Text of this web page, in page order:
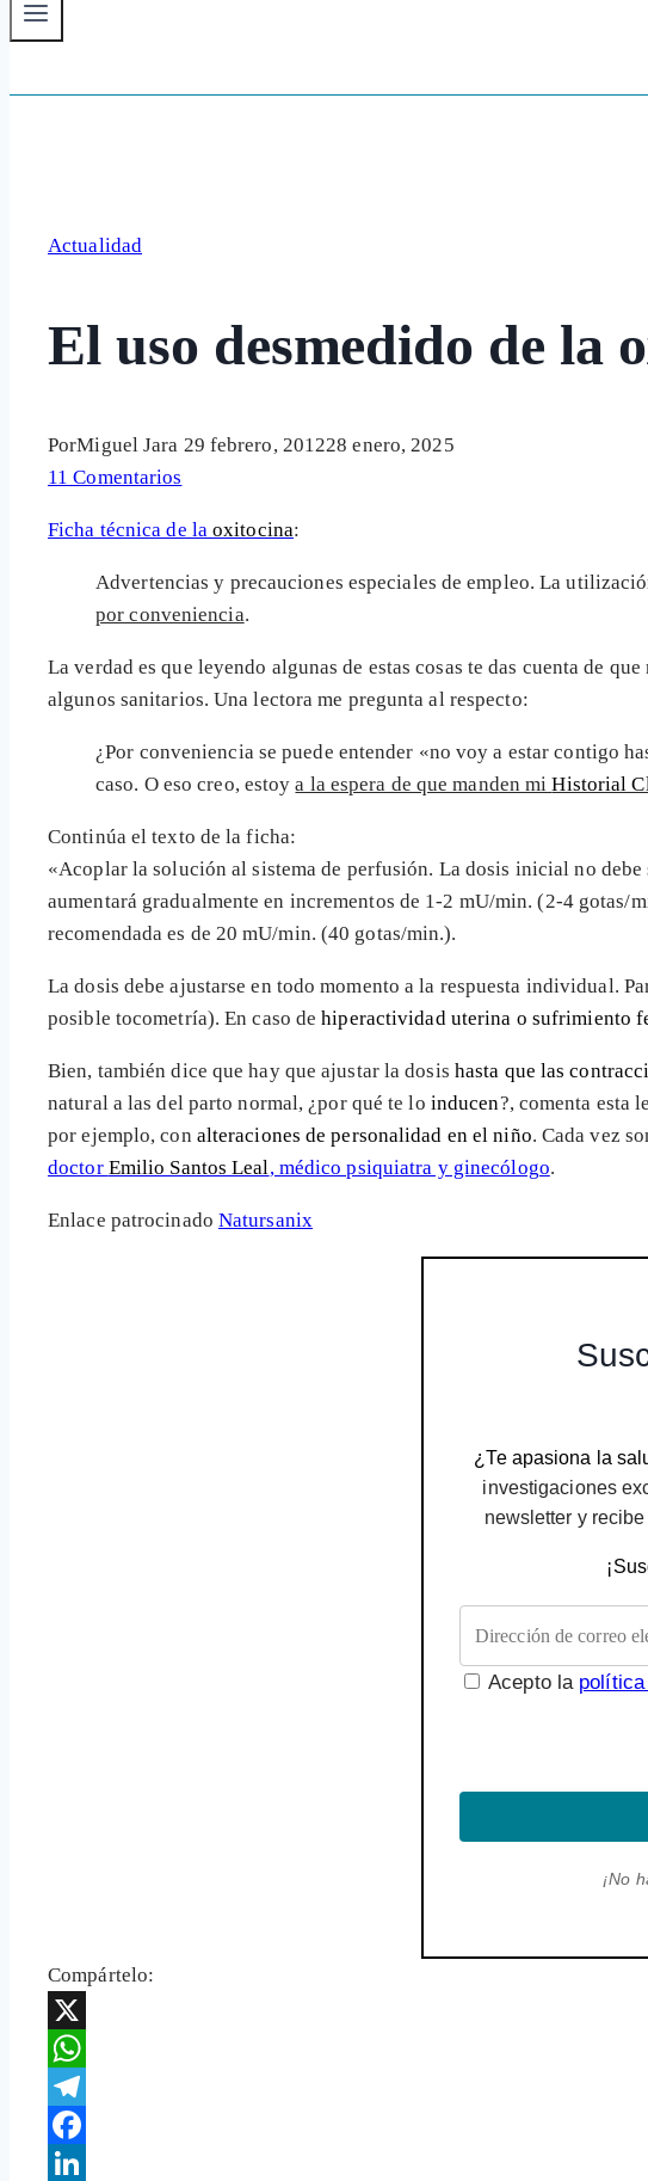
Actualidad
El uso desmedido de la
PorMiguel Jara 29 febrero, 201228 enero, 2025
11 Comentarios
Ficha técnica de laoxitocina:
Advertencias y precauciones especiales de empleo. La
por conveniencia.
La verdad es que leyendo algunas de estas cosas te das cuenta de
algunos sanitarios. Una lectora me pregunta al respecto:
¿Por conveniencia se puede entender «no voy a estar contigo
caso. O eso creo, estoya la espera de que manden miHistorial
Continúa el texto de la ficha:
«Acoplar la solución al sistema de perfusión. La dosis inicial no
aumentará gradualmente en incrementos de 1-2 mU/min. (2-4 gotas/
recomendada es de 20 mU/min. (40 gotas/min.).
La dosis debe ajustarse en todo momento a la respuesta individual.
posible tocometría). En caso dehiperactividad uterina o sufrimiento
Bien, también dice que hay que ajustar la dosis hasta que las
natural a las del parto normal, ¿por qué te lo inducen?, comenta esta
por ejemplo, con alteraciones de personalidad en el niño. Cada vez
doctor Emilio Santos Leal , médico psiquiatra y ginecólogo.
Enlace patrocinado Natursanix
¿Te apasiona la
investigaciones
newsletter y
Acepto la
¡No
Compártelo:
X
WhatsApp
Telegram
Facebook